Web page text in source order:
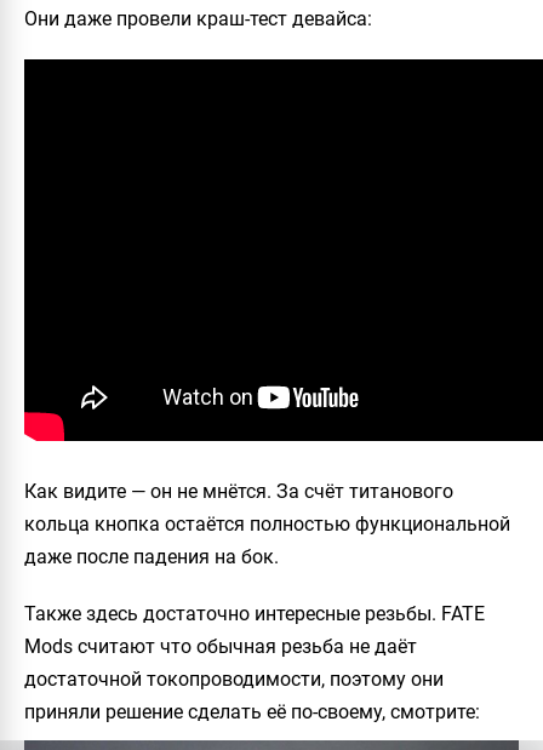
Они даже провели краш-тест девайса:
Как видите — он не мнётся. За счёт титанового
кольца кнопка остаётся полностью функциональной
даже после падения на бок.
Также здесь достаточно интересные резьбы. FATE
Mods считают что обычная резьба не даёт
достаточной токопроводимости, поэтому они
приняли решение сделать её по-своему, смотрите: